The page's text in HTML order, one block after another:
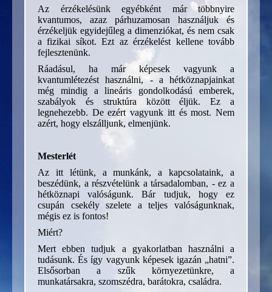
Az érzékelésünk egyébként már többnyire
kvantumos, azaz párhuzamosan használjuk és
érzékeljük egyidejűleg a dimenziókat, és nem csak
a fizikai síkot. Ezt az érzékelést kellene tovább
fejlesztenünk.
Ráadásul, ha már képesek vagyunk a
kvantumlétezést használni, - a hétköznapjainkat
még mindig a lineáris gondolkodású emberek,
szabályok és struktúra között éljük. Ez a
legnehezebb. De ezért vagyunk itt és most. Nem
azért, hogy elszálljunk, elmenjünk.
Mesterlét
Az itt létünk, a munkánk, a kapcsolataink, a
beszédünk, a részvételünk a társadalomban, - ez a
hétköznapi valóságunk. Bár tudjuk, hogy ez
csupán csekély szelete a teljes valóságunknak,
mégis ez is fontos!
Miért?
Mert ebben tudjuk a gyakorlatban használni a
tudásunk. És így vagyunk képesek igazán „hatni”.
Elsősorban a szűk környezetünkre, a
munkatársakra, szomszédra, barátokra, családra.